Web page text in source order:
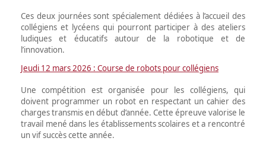
Ces deux journées sont spécialement dédiées à l’accueil des
collégiens et lycéens qui pourront participer à des ateliers
ludiques et éducatifs autour de la robotique et de
l’innovation.
Jeudi 12 mars 2026 : Course de robots pour collégiens
Une compétition est organisée pour les collégiens, qui
doivent programmer un robot en respectant un cahier des
charges transmis en début d’année. Cette épreuve valorise le
travail mené dans les établissements scolaires et a rencontré
un vif succès cette année.